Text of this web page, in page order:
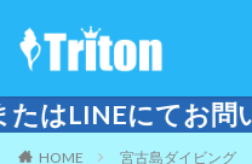
お問い合わせく
HOME 宮古島ダイビング